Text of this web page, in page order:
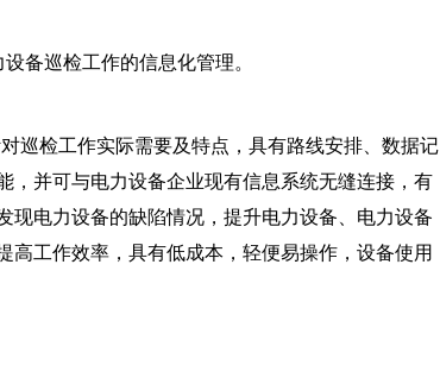
备巡检工作的信息化管理。
巡检工作实际需要及特点，具有路线安排、数据记
，并可与电力设备企业现有信息系统无缝连接，有
现电力设备的缺陷情况，提升电力设备、电力设备
高工作效率，具有低成本，轻便易操作，设备使用